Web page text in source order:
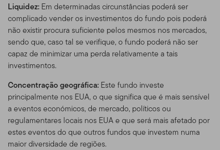
Liquidez: Em determinadas circunstâncias poderá ser
complicado vender os investimentos do fundo pois poderá
não existir procura suficiente pelos mesmos nos mercados,
sendo que, caso tal se verifique, o fundo poderá não ser
capaz de minimizar uma perda relativamente a tais
investimentos.
Concentração geográfica: Este fundo investe
principalmente nos EUA, o que significa que é mais sensível
a eventos económicos, de mercado, políticos ou
regulamentares locais nos EUA e que será mais afetado por
estes eventos do que outros fundos que investem numa
maior diversidade de regiões.